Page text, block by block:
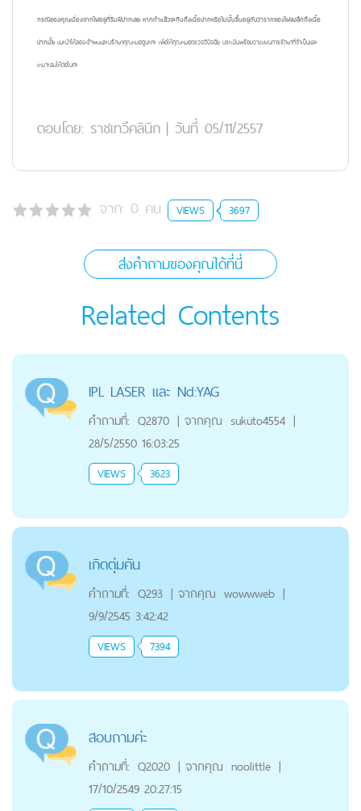
กรณีของคุณเนื่องจากไฝอยู่ที่ริมฝีปากเลย หากทำแล้วจะกินถึงเนื้อปากหรือไม่นั้นขึ้นอยู่กับว่ารากของไฝลงลึกถึงเนื้อ
ปากมั้ย แนะนำให้ลองเข้าพบและปรึกษาคุณหมอดูนะคะ เพื่อให้คุณหมอตรวจวินิจฉัย ประเมินพร้อมวางแผนการรักษาที่จำเป็นและ
เหมาะสมให้ต่อไปค่ะ
ตอบโดย: ราชเทวีคลินิก | วันที่ 05/11/2557
จาก: 0 คน VIEWS 3697
ส่งคำถามของคุณได้ที่นี่
Related Contents
IPL LASER และ Nd:YAG
คำถามที่: Q2870 | จากคุณ sukuto4554 |
28/5/2550 16:03:25
VIEWS 3623
เกิดตุ่มคัน
คำถามที่: Q293 | จากคุณ wowwweb |
9/9/2545 3:42:42
VIEWS 7394
สอบถามค่ะ
คำถามที่: Q2020 | จากคุณ noolittle |
17/10/2549 20:27:15